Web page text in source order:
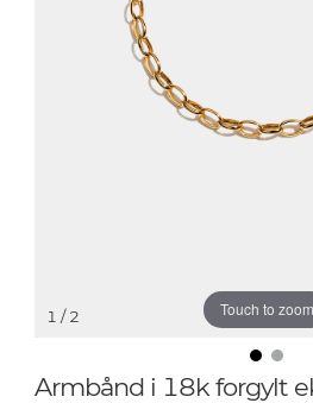
Touch to zoom
1 / 2
Armbånd i 18k forgylt